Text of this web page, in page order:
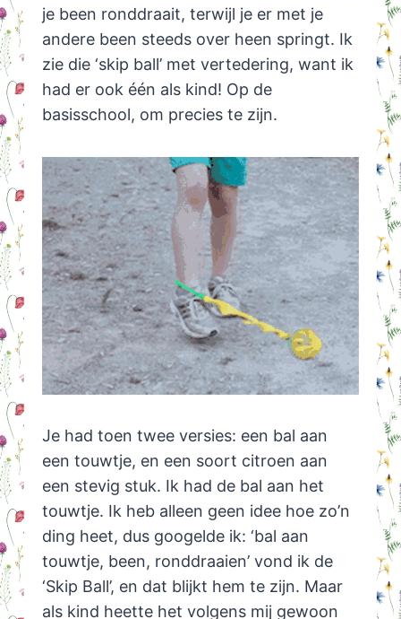
je been ronddraait, terwijl je er met je
andere been steeds over heen springt. Ik
zie die ‘skip ball’ met vertedering, want ik
had er ook één als kind! Op de
basisschool, om precies te zijn.
Je had toen twee versies: een bal aan
een touwtje, en een soort citroen aan
een stevig stuk. Ik had de bal aan het
touwtje. Ik heb alleen geen idee hoe zo’n
ding heet, dus googelde ik: ‘bal aan
touwtje, been, ronddraaien’ vond ik de
‘Skip Ball’, en dat blijkt hem te zijn. Maar
als kind heette het volgens mij gewoon